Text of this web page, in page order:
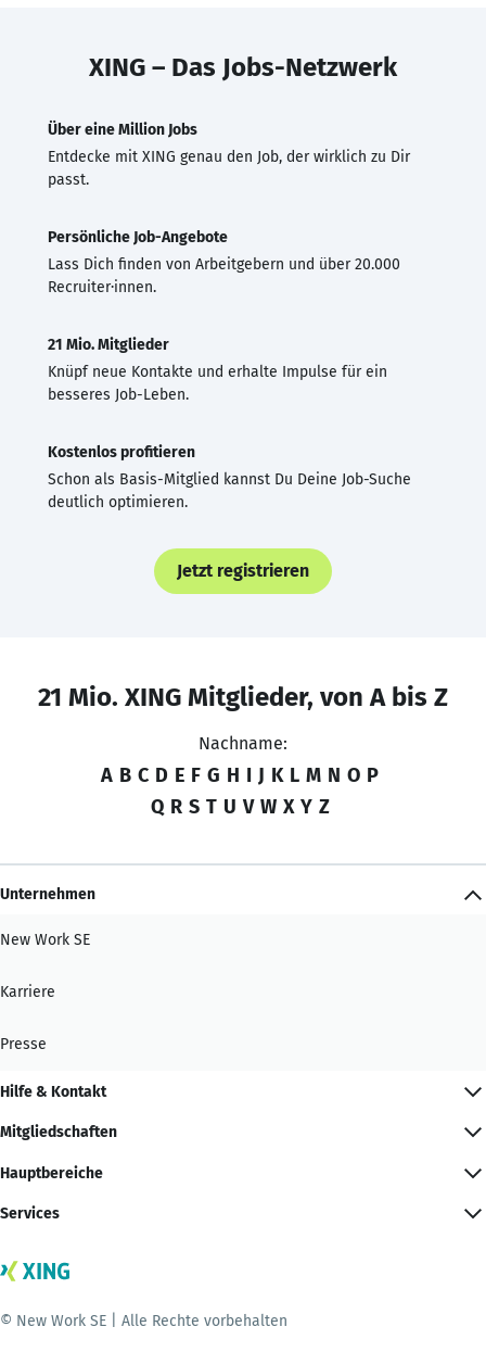
XING – Das Jobs-Netzwerk
Über eine Million Jobs
Entdecke mit XING genau den Job, der wirklich zu Dir
passt.
Persönliche Job-Angebote
Lass Dich finden von Arbeitgebern und über 20.000
Recruiter·innen.
21 Mio. Mitglieder
Knüpf neue Kontakte und erhalte Impulse für ein
besseres Job-Leben.
Kostenlos profitieren
Schon als Basis-Mitglied kannst Du Deine Job-Suche
deutlich optimieren.
Jetzt registrieren
21 Mio. XING Mitglieder, von A bis Z
Nachname:
A B C D E F G H I J K L M N O P
Q R S T U V W X Y Z
Unternehmen
New Work SE
Karriere
Presse
Hilfe & Kontakt
Mitgliedschaften
Hauptbereiche
Services
© New Work SE | Alle Rechte vorbehalten